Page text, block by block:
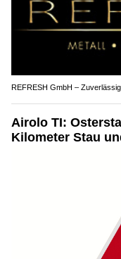
REFRESH GmbH –
Airolo TI:
Kilometer Stau